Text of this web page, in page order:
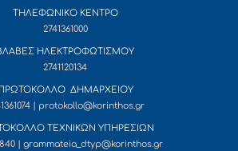
ΤΗΛΕΦΩΝΙΚΟ ΚΕΝΤΡΟ
2741361000
ΗΛΕΚΤΡΟΦΩΤΙΣΜΟΥ
2741120134
ΔΗΜΑΡΧΕΙΟΥ
| protokollo@korinthos.gr
ΤΕΧΝΙΚΩΝ ΥΠΗΡΕΣΙΩΝ
| grammateia_dtyp@korinthos.gr